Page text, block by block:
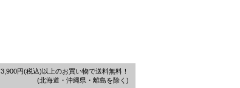
3,900円(税込)以上のお買い物で送料無料！
(北海道・沖縄県・離島を除く)